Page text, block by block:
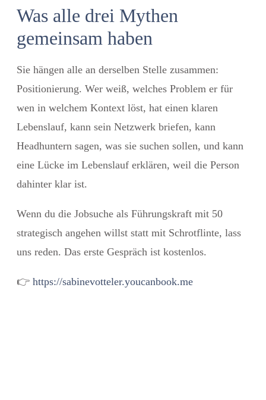
Was alle drei Mythen
gemeinsam haben
Sie hängen alle an derselben Stelle zusammen:
Positionierung. Wer weiß, welches Problem er für
wen in welchem Kontext löst, hat einen klaren
Lebenslauf, kann sein Netzwerk briefen, kann
Headhuntern sagen, was sie suchen sollen, und kann
eine Lücke im Lebenslauf erklären, weil die Person
dahinter klar ist.
Wenn du die Jobsuche als Führungskraft mit 50
strategisch angehen willst statt mit Schrotflinte, lass
uns reden. Das erste Gespräch ist kostenlos.
👉 https://sabinevotteler.youcanbook.me